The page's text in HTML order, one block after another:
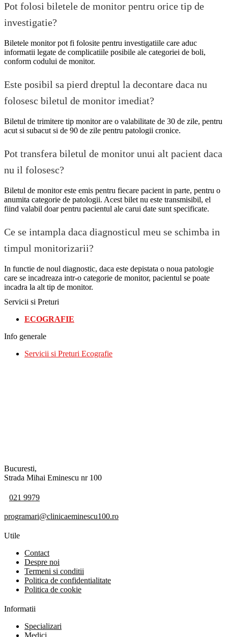
Pot folosi biletele de monitor pentru orice tip de
investigatie?
Biletele monitor pot fi folosite pentru investigatiile care aduc
informatii legate de complicatiile posibile ale categoriei de boli,
conform codului de monitor.
Este posibil sa pierd dreptul la decontare daca nu
folosesc biletul de monitor imediat?
Biletul de trimitere tip monitor are o valabilitate de 30 de zile, pentru
acut si subacut si de 90 de zile pentru patologii cronice.
Pot transfera biletul de monitor unui alt pacient daca
nu il folosesc?
Biletul de monitor este emis pentru fiecare pacient in parte, pentru o
anumita categorie de patologii. Acest bilet nu este transmisibil, el
fiind valabil doar pentru pacientul ale carui date sunt specificate.
Ce se intampla daca diagnosticul meu se schimba in
timpul monitorizarii?
In functie de noul diagnostic, daca este depistata o noua patologie
care se incadreaza intr-o categorie de monitor, pacientul se poate
incadra la alt tip de monitor.
Servicii si Preturi
ECOGRAFIE
Info generale
Servicii si Preturi Ecografie
Bucuresti,
Strada Mihai Eminescu nr 100
021 9979
programari@clinicaeminescu100.ro
Utile
Contact
Despre noi
Termeni si conditii
Politica de confidentialitate
Politica de cookie
Informatii
Specializari
Medici